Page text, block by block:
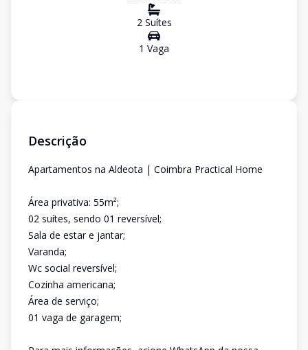
2Suítes
1 Vaga
Descrição
Apartamentos na Aldeota | Coimbra Practical Home
Área privativa: 55m²;
02 suítes, sendo 01 reversível;
Sala de estar e jantar;
Varanda;
Wc social reversível;
Cozinha americana;
Área de serviço;
01 vaga de garagem;